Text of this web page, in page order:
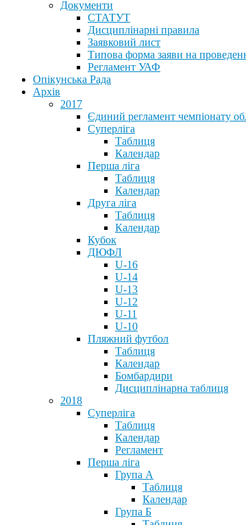
Документи
СТАТУТ
Дисциплінарні правила
Заявковий лист
Типова форма заяви на
Регламент УАФ
Опікунська Рада
Архів
2017
Єдиний регламент чемпіонату
Суперліга
Таблиця
Календар
Перша ліга
Таблиця
Календар
Друга ліга
Таблиця
Календар
Кубок
ДЮФЛ
U-16
U-14
U-13
U-12
U-11
U-10
Пляжний футбол
Таблиця
Календар
Бомбардири
Дисциплінарна таблиця
2018
Суперліга
Таблиця
Календар
Регламент
Перша ліга
Група А
Таблиця
Календар
Група Б